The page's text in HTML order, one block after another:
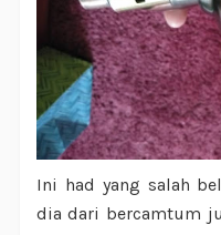
Ini had yang salah
dia dari bercamtum